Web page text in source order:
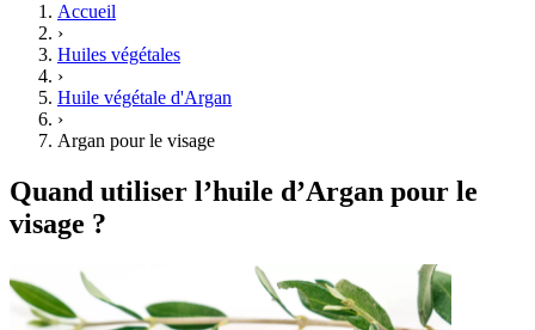
Accueil
›
Huiles végétales
›
Huile végétale d'Argan
›
Argan pour le visage
Quand utiliser l’huile d’Argan pour le
visage ?